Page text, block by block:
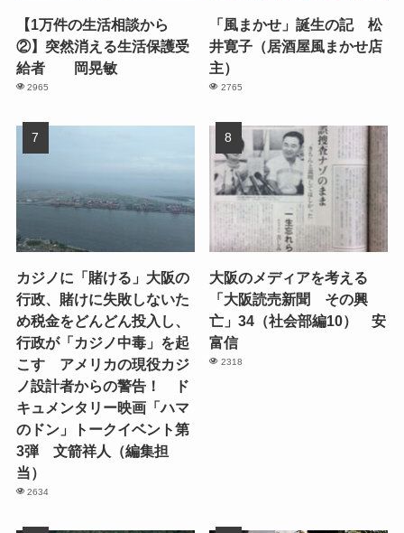
【1万件の生活相談から
②】突然消える生活保護受
給者 岡晃敏
2965
「風まかせ」誕生の記 松
井寛子（居酒屋風まかせ店
主）
2765
カジノに「賭ける」大阪の
行政、賭けに失敗しないた
め税金をどんどん投入し、
行政が「カジノ中毒」を起
こす アメリカの現役カジ
ノ設計者からの警告！ ド
キュメンタリー映画「ハマ
のドン」トークイベント第
3弾 文箭祥人（編集担
当）
2634
大阪のメディアを考える
「大阪読売新聞 その興
亡」34（社会部編10） 安
富信
2318